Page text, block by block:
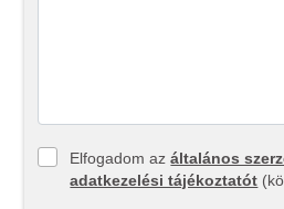
Elfogadom azáltalános
adatkezelési tájékoztatót